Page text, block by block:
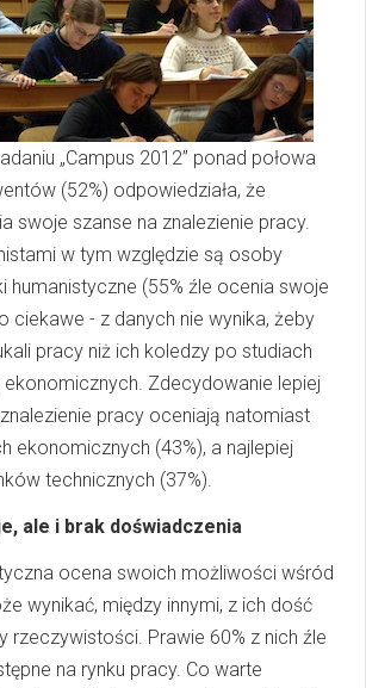
„Campus 2012” ponad połowa
(52%) odpowiedziała, że
swoje szanse na znalezienie pracy.
w tym względzie są osoby
humanistyczne (55% źle ocenia swoje
ciekawe - z danych nie wynika, żeby
pracy niż ich koledzy po studiach
Zdecydowanie lepiej
pracy oceniają natomiast
ekonomicznych (43%), a najlepiej
technicznych (37%).
ale i brak doświadczenia
ocena swoich możliwości wśród
wynikać, między innymi, z ich dość
rzeczywistości. Prawie 60% z nich źle
na rynku pracy. Co warte